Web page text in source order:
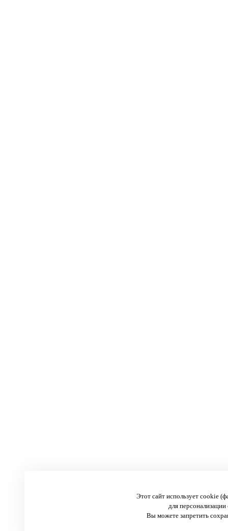
Этот сайт использует cookie
для персонализации
Вы можете запретить